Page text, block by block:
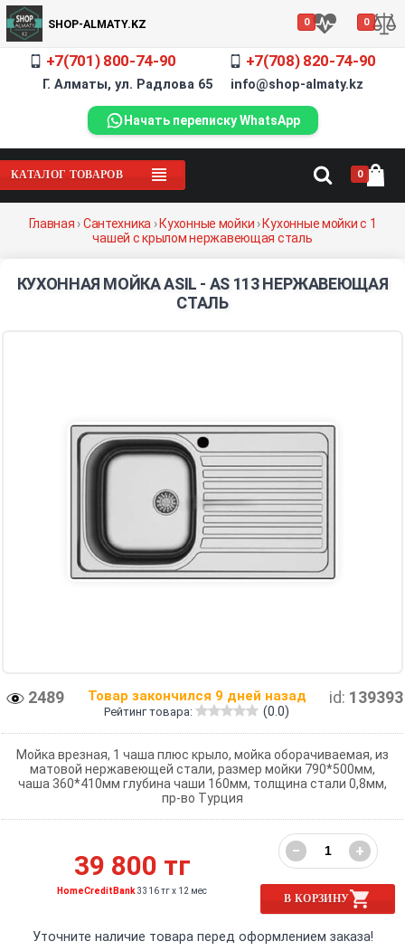
SHOP-ALMATY.KZ 0 0
+7(701) 800-74-90 +7(708) 820-74-90
Г. Алматы, ул. Радлова 65 info@shop-almaty.kz
Начать переписку WhatsApp
КАТАЛОГ ТОВАРОВ 0
Главная ›Сантехника ›Кухонные мойки ›Кухонные мойки с 1
чашей c крылом нержавеющая сталь
КУХОННАЯ МОЙКА ASIL - AS 113 НЕРЖАВЕЮЩАЯ
СТАЛЬ
2489 id: 139393
Товар закончился 9 дней назад
Рейтинг товара: (0.0)
Мойка врезная, 1 чаша плюс крыло, мойка оборачиваемая, из
матовой нержавеющей стали, размер мойки 790*500мм,
чаша 360*410мм глубина чаши 160мм, толщина стали 0,8мм,
пр-во Турция
39 800 тг
HomeCreditBank3316 тг x 12 мес
− +
В КОРЗИНУ
Уточните наличие товара перед оформлением заказа!